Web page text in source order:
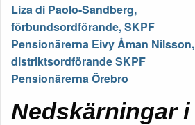
Liza di Paolo-Sandberg,
förbundsordförande, SKPF
Pensionärerna Eivy Åman Nilsson,
distriktsordförande SKPF
Pensionärerna Örebro
Nedskärningar i